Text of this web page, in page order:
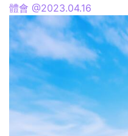
體會 @2023.04.16